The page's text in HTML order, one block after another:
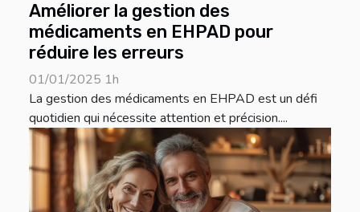
Améliorer la gestion des
médicaments en EHPAD pour
réduire les erreurs
01/01/2025 1h
La gestion des médicaments en EHPAD est un défi
quotidien qui nécessite attention et précision....